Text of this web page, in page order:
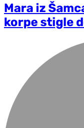
Mara iz
korpe stigle